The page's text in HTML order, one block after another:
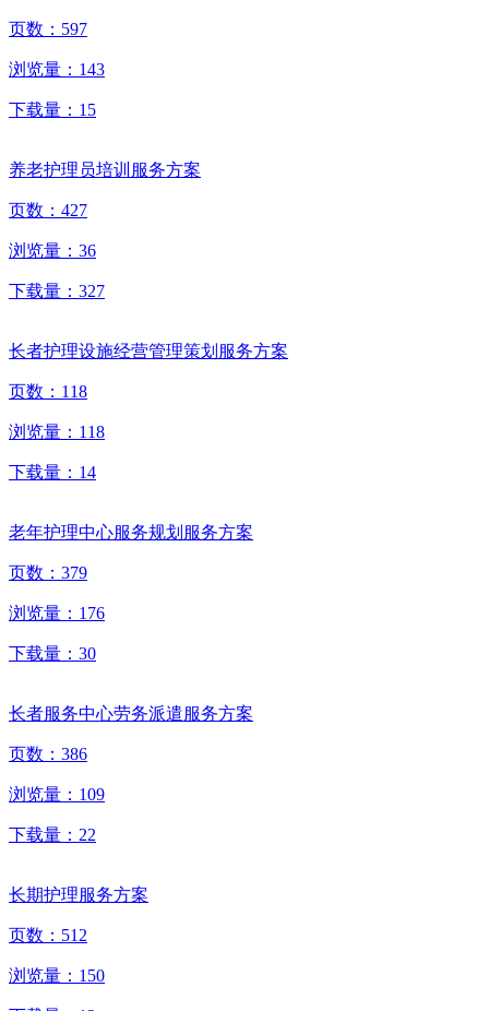
页数： 597
浏览量： 143
下载量： 15
养老护理员培训服务方案
页数： 427
浏览量： 36
下载量： 327
长者护理设施经营管理策划服务方案
页数： 118
浏览量： 118
下载量： 14
老年护理中心服务规划服务方案
页数： 379
浏览量： 176
下载量： 30
长者服务中心劳务派遣服务方案
页数： 386
浏览量： 109
下载量： 22
长期护理服务方案
页数： 512
浏览量： 150